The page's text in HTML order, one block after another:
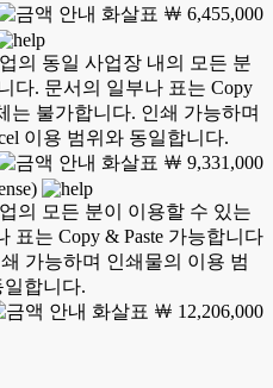
￦ 6,455,000
의 동일 사업장 내의 모든 분
다. 문서의 일부나 표는 Copy
는 불가합니다. 인쇄 가능하며
이용 범위와 동일합니다.
￦ 9,331,000
의 모든 분이 이용할 수 있는
표는 Copy & Paste 가능합니다
가능하며 인쇄물의 이용 범
일합니다.
￦ 12,206,000